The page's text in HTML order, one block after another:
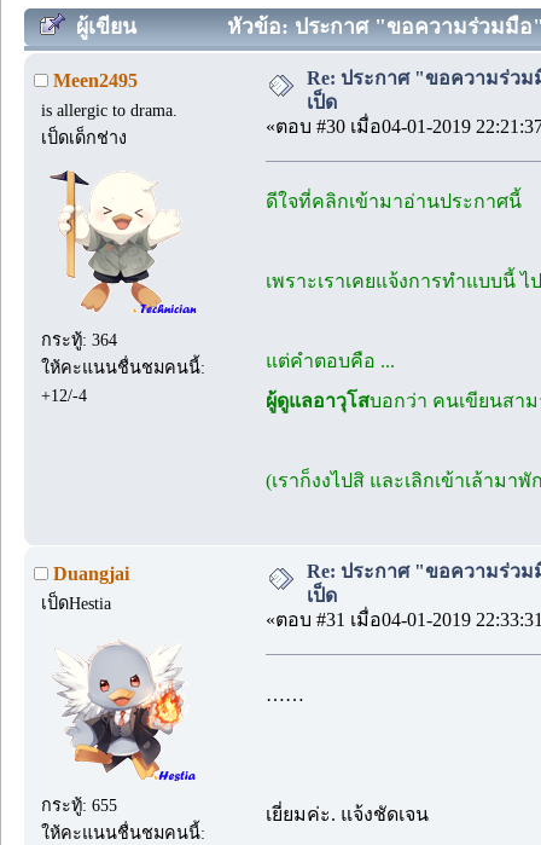
ผู้เขียน หัวข้อ: ประกาศ "ขอความร่วมมือ"
Meen2495
is allergic to drama.
เป็ดเด็กช่าง
กระทู้: 364
ให้คะแนนชื่นชมคนนี้:
+12/-4
Re: ประกาศ "ขอความร่ว
เป็ด
«ตอบ #30 เมื่อ04-01-2019
ดีใจที่คลิกเข้ามาอ่านประกาศนี้
เพราะเราเคยแจ้งการทำแบบนี้
แต่คำตอบคือ ...
ผู้ดูแลอาวุโสบอกว่า คนเขียนสา
(เราก็งงไปสิ และเลิกเข้าเล้ามาพั
Duangjai
เป็ดHestia
กระทู้: 655
ให้คะแนนชื่นชมคนนี้:
Re: ประกาศ "ขอความร่ว
เป็ด
«ตอบ #31 เมื่อ04-01-2019
……
เยี่ยมค่ะ. แจ้งชัดเจน